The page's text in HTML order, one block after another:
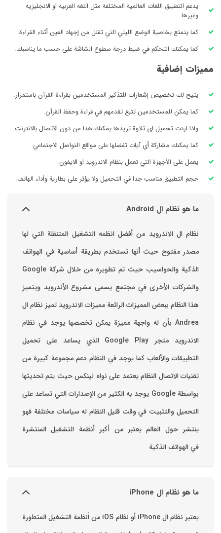
يدعم التطبيق اللغات العالمية المختلفة مثل اللغه العربيه او الانجليزيه
وغيرها.
كما يتمتع بخاصية الوضع الليلي التي تقلل من إجهاد العين أثناء القراءة.
كما يمكنك التحكم في ضبط درجة سطوع الشاشة على حسب ما يناسبك.
مميزات إضافية
يتيح لك تخصيص إشعارات للتذكير المستخدمين بقراءة القرآن باستمرار.
كما يمكن للمستخدمين تتبع تقدمهم في قراءة وحفظ القرآن.
واذا اردت تحميل اى تلاوة تريدها يمكنك هذا من دون الاتصال بالانترنت.
كما يمكنك مشاركة أي آيات تفضلها على مواقع التواصل الاجتماعي.
يعمل على الأجهزة التي تعمل بنظام الاندرويد او الايفون.
حجم التطبيق مناسب جدا في التحميل ولا يؤثر على بطارية وأداء الهاتف.
ما هو نظام ال Android
نظام ال الاندرويد من أفضل انظمه التشغيل المتنقلة التي لها
مصدر مفتوح حيث أنها تستخدم بطريقة أساسية في الهواتف
والشركات الأخرى في مجتمع يسمى مشروع الأندرويد ويتميز
هذا النظام ببعض المميزات الرائعة ‏مميزات الاندرويد ‏تميز نظام ال
Andrea بأن له واجهة مميزة يمكن تخصصها ‏يوجد في نظام
الاندرويد متجر Google Play الذي يساعد على تحميل
التطبيقات والألعاب ‏كما يوجد في النظام دعم مجموعة كبيرة من
تقنيات الاتصال ‏النظام يعتمد على نواه لينكس حيث يتم تحديثها
بواسطة ‫Google‬ ‏يوجد به الكثير من الإصدارات التي تساعد على
التحميل والتثبيت في وقت قليل ‏النظام له سياسات مختلفة فهو
ينتشر حول العالم يعتبر من أكبر أنظمة التشغيل المنتشرة
في الهواتف الذكية
ما هو نظام ال iPhone
يعتبر نظام ال iPhone أو نظام iOS من أنظمة التشغيل المتطورة